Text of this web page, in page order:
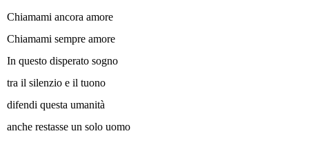
Chiamami ancora amore
Chiamami sempre amore
In questo disperato sogno
tra il silenzio e il tuono
difendi questa umanità
anche restasse un solo uomo